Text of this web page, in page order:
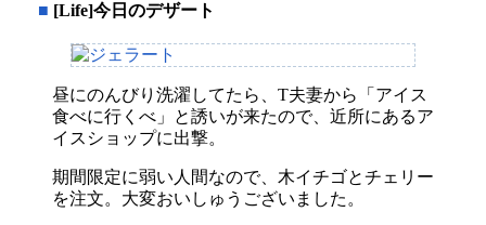
■ [Life]今日のデザート
昼にのんびり洗濯してたら、T夫妻から「アイス
食べに行くべ」と誘いが来たので、近所にあるア
イスショップに出撃。
期間限定に弱い人間なので、木イチゴとチェリー
を注文。大変おいしゅうございました。